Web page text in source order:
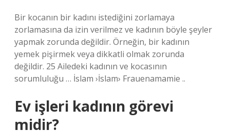
Bir kocanın bir kadını istediğini zorlamaya
zorlamasına da izin verilmez ve kadının böyle şeyler
yapmak zorunda değildir. Örneğin, bir kadının
yemek pişirmek veya dikkatli olmak zorunda
değildir. 25 Ailedeki kadının ve kocasının
sorumluluğu … İslam ›İslam› Frauenamamie ..
Ev işleri kadının görevi
midir?